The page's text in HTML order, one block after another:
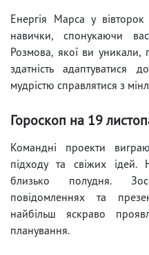
Енергія Марса у вівторок
навички, спонукаючи
Розмова, якої ви уникали,
здатність адаптуватися
мудрістю справлятися з
Гороскоп на 19
Командні проекти
підходу та свіжих ідей.
близько полудня.
повідомленнях та
найбільш яскраво
планування.